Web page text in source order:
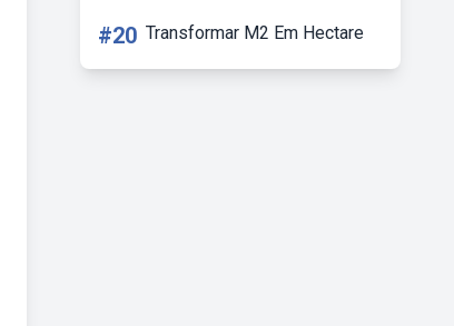
#20 Transformar M2 Em Hectare